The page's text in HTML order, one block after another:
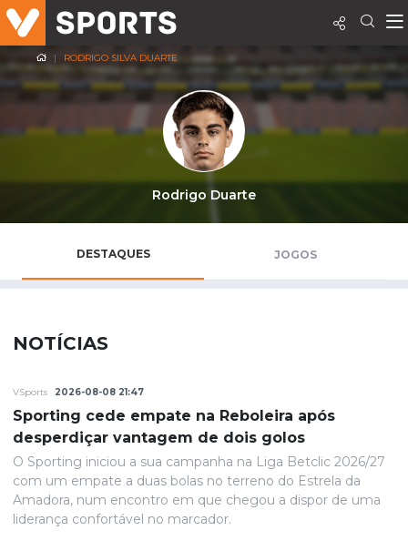
RODRIGO SILVA DUARTE
Rodrigo Duarte
DESTAQUES JOGOS
NOTÍCIAS
VSports 2026-08-08 21:47
Sporting cede empate na Reboleira após
desperdiçar vantagem de dois golos
O Sporting iniciou a sua campanha na Liga Betclic 2026/27
com um empate a duas bolas no terreno do Estrela da
Amadora, num encontro em que chegou a dispor de uma
liderança confortável no marcador.